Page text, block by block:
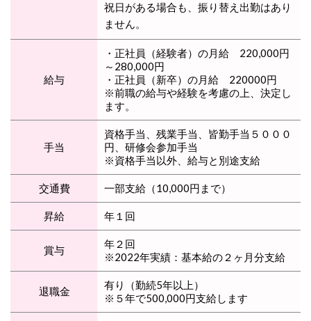
祝日がある場合も、振り替え出勤はあり
ません。
給与
・正社員（経験者）の月給 220,000円
～280,000円
・正社員（新卒）の月給 220000円
※前職の給与や経験を考慮の上、決定し
ます。
手当
資格手当、残業手当、皆勤手当５０００
円、研修会参加手当
※資格手当以外、給与と別途支給
交通費 一部支給（10,000円まで）
昇給 年１回
賞与
年２回
※2022年実績：基本給の２ヶ月分支給
退職金
有り（勤続5年以上）
※５年で500,000円支給します